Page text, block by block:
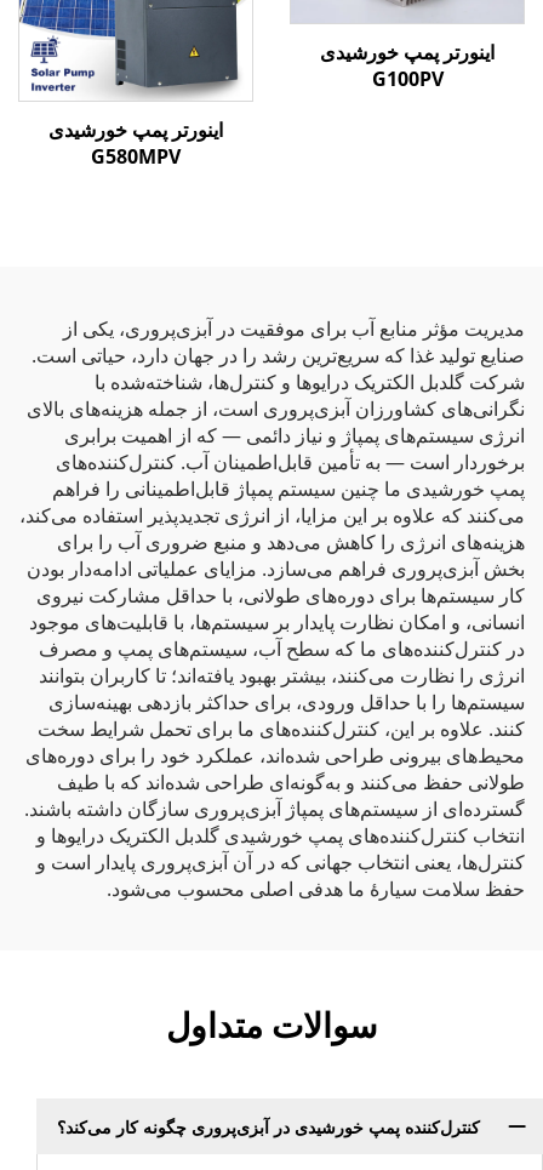
اینورتر پمپ خورشیدی
G100PV
اینورتر پمپ خورشیدی
G580MPV
مدیریت مؤثر منابع آب برای موفقیت در آبزی‌پروری، یکی از
صنایع تولید غذا که سریع‌ترین رشد را در جهان دارد، حیاتی است.
شرکت گلدبل الکتریک درایوها و کنترل‌ها، شناخته‌شده با
نگرانی‌های کشاورزان آبزی‌پروری است، از جمله هزینه‌های بالای
انرژی سیستم‌های پمپاژ و نیاز دائمی — که از اهمیت برابری
برخوردار است — به تأمین قابل‌اطمینان آب. کنترل‌کننده‌های
پمپ خورشیدی ما چنین سیستم پمپاژ قابل‌اطمینانی را فراهم
می‌کنند که علاوه بر این مزایا، از انرژی تجدیدپذیر استفاده می‌کند،
هزینه‌های انرژی را کاهش می‌دهد و منبع ضروری آب را برای
بخش آبزی‌پروری فراهم می‌سازد. مزایای عملیاتی ادامه‌دار بودن
کار سیستم‌ها برای دوره‌های طولانی، با حداقل مشارکت نیروی
انسانی، و امکان نظارت پایدار بر سیستم‌ها، با قابلیت‌های موجود
در کنترل‌کننده‌های ما که سطح آب، سیستم‌های پمپ و مصرف
انرژی را نظارت می‌کنند، بیشتر بهبود یافته‌اند؛ تا کاربران بتوانند
سیستم‌ها را با حداقل ورودی، برای حداکثر بازدهی بهینه‌سازی
کنند. علاوه بر این، کنترل‌کننده‌های ما برای تحمل شرایط سخت
محیط‌های بیرونی طراحی شده‌اند، عملکرد خود را برای دوره‌های
طولانی حفظ می‌کنند و به‌گونه‌ای طراحی شده‌اند که با طیف
گسترده‌ای از سیستم‌های پمپاژ آبزی‌پروری سازگان داشته باشند.
انتخاب کنترل‌کننده‌های پمپ خورشیدی گلدبل الکتریک درایوها و
کنترل‌ها، یعنی انتخاب جهانی که در آن آبزی‌پروری پایدار است و
حفظ سلامت سیارهٔ ما هدفی اصلی محسوب می‌شود.
سوالات متداول
کنترل‌کننده پمپ خورشیدی در آبزی‌پروری چگونه کار می‌کند؟